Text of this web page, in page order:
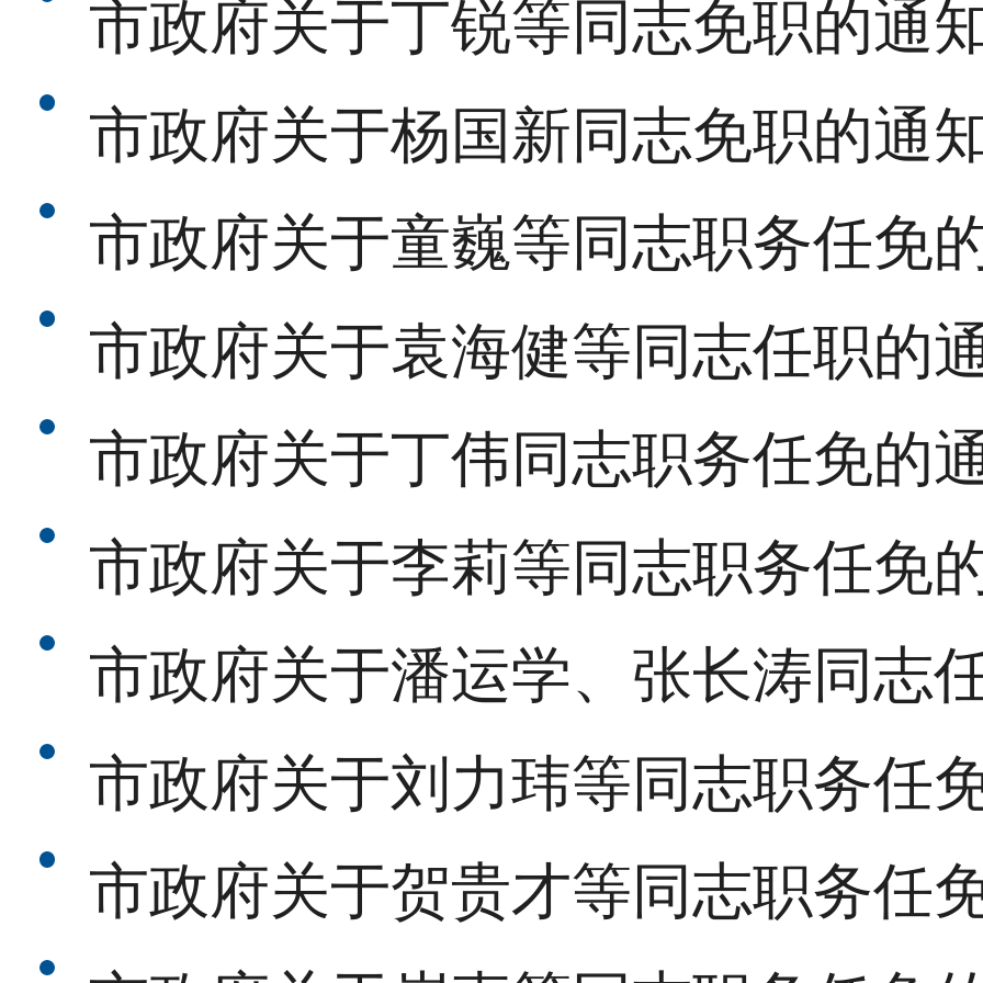
市政府关于丁锐等同志免职的通
市政府关于杨国新同志免职的通
市政府关于童巍等同志职务任免
市政府关于袁海健等同志任职的
市政府关于丁伟同志职务任免的
市政府关于李莉等同志职务任免
市政府关于潘运学、张长涛同志
市政府关于刘力玮等同志职务任
市政府关于贺贵才等同志职务任